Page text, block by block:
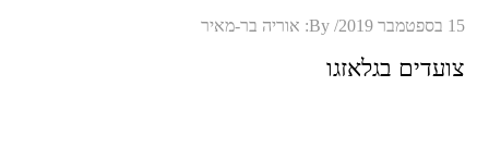
Posted
15 בספטמבר 2019 By: אוריה בר-מאיר
צועדים בגלאזגו